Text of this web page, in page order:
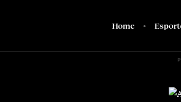
Home